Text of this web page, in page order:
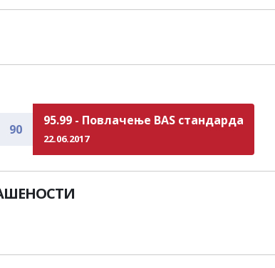
90
95.99 - Повлачење BAS стандарда
22.06.2017